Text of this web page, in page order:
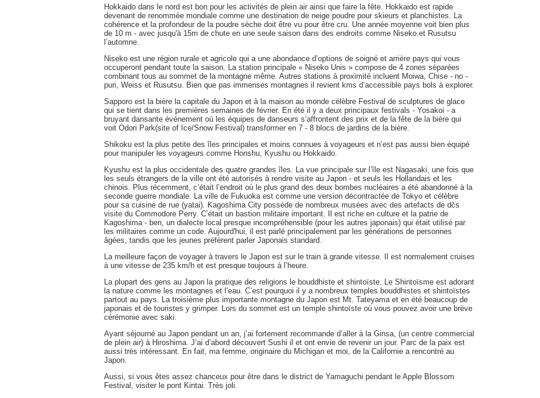
Hokkaido dans le nord est bon pour les activités de plein air ainsi que faire la fête. Hokkaido est rapide
devenant de renommée mondiale comme une destination de neige poudre pour skieurs et planchistes. La
cohérence et la profondeur de la poudre sèche doit être vu pour être cru. Une année moyenne voit bien plus
de 10 m - avec jusqu'à 15m de chute en une seule saison dans des endroits comme Niseko et Rusutsu
l’automne.
Niseko est une région rurale et agricole qui a une abondance d’options de soigné et arrière pays qui vous
occuperont pendant toute la saison. La station principale « Niseko Unis » compose de 4 zones séparées
combinant tous au sommet de la montagne même. Autres stations à proximité incluent Moiwa, Chise - no -
puri, Weiss et Rusutsu. Bien que pas immenses montagnes il revient kms d’accessible pays bols à explorer.
Sapporo est la bière la capitale du Japon et à la maison au monde célèbre Festival de sculptures de glace
qui se tient dans les premières semaines de février. En été il y a deux principaux festivals - Yosakoi - a
bruyant dansante événement où les équipes de danseurs s’affrontent des prix et de la fête de la bière qui
voit Odori Park(site of Ice/Snow Festival) transformer en 7 - 8 blocs de jardins de la bière.
Shikoku est la plus petite des îles principales et moins connues à voyageurs et n’est pas aussi bien équipé
pour manipuler les voyageurs comme Honshu, Kyushu ou Hokkaido.
Kyushu est la plus occidentale des quatre grandes îles. La vue principale sur l’île est Nagasaki, une fois que
les seuls étrangers de la ville ont été autorisés à rendre visite au Japon - et seuls les Hollandais et les
chinois. Plus récemment, c’était l’endroit où le plus grand des deux bombes nucléaires a été abandonné à la
seconde guerre mondiale. La ville de Fukuoka est comme une version décontractée de Tokyo et célèbre
pour sa cuisine de rue (yatai). Kagoshima City possède de nombreux musées avec des artefacts de dčs
visite du Commodore Perry. C’était un bastion militaire important. Il est riche en culture et la patrie de
Kagoshima - ben, un dialecte local presque incompréhensible (pour les autres japonais) qui était utilisé par
les militaires comme un code. Aujourd'hui, il est parlé principalement par les générations de personnes
âgées, tandis que les jeunes préfèrent parler Japonais standard.
La meilleure façon de voyager à travers le Japon est sur le train à grande vitesse. Il est normalement cruises
à une vitesse de 235 km/h et est presque toujours à l’heure.
La plupart des gens au Japon la pratique des religions le bouddhiste et shintoïste. Le Shintoïsme est adorant
la nature comme les montagnes et l’eau. C’est pourquoi il y a nombreux temples bouddhistes et shintoïstes
partout au pays. La troisième plus importante montagne du Japon est Mt. Tateyama et en été beaucoup de
japonais et de touristes y grimper. Lors du sommet est un temple shintoïste où vous pouvez avoir une brève
cérémonie avec saki.
Ayant séjourné au Japon pendant un an, j’ai fortement recommande d’aller à la Ginsa, (un centre commercial
de plein air) à Hiroshima. J’ai d’abord découvert Sushi il et ont envie de revenir un jour. Parc de la paix est
aussi très intéressant. En fait, ma femme, originaire du Michigan et moi, de la Californie a rencontré au
Japon.
Aussi, si vous êtes assez chanceux pour être dans le district de Yamaguchi pendant le Apple Blossom
Festival, visiter le pont Kintai. Très joli.